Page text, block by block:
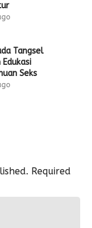
Tangsel
Edukasi
Seks
Required